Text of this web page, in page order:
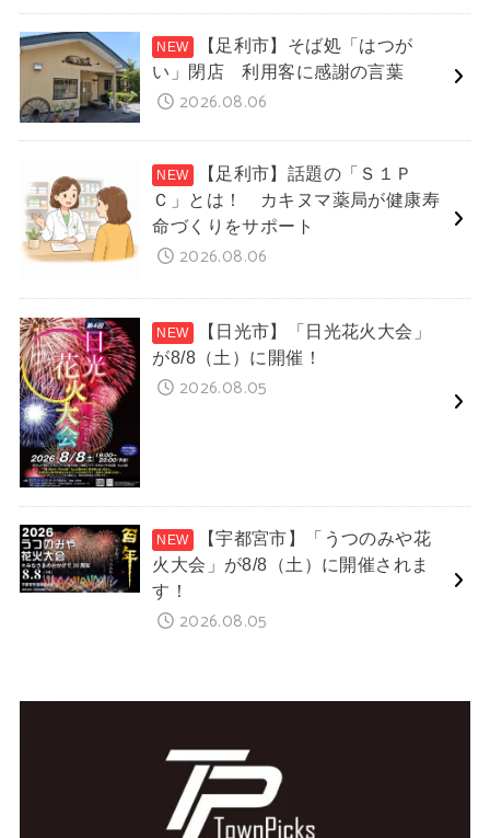
【足利市】そば処「はつが
い」閉店 利用客に感謝の言葉
2026.08.06
【足利市】話題の「Ｓ１Ｐ
Ｃ」とは！ カキヌマ薬局が健康寿
命づくりをサポート
2026.08.06
【日光市】「日光花火大会」
が8/8（土）に開催！
2026.08.05
【宇都宮市】「うつのみや花
火大会」が8/8（土）に開催されま
す！
2026.08.05